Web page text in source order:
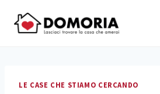
LE CASE CHE STIAMO CERCANDO